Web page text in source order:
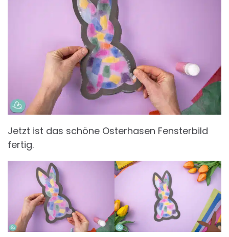
Jetzt ist das schöne Osterhasen Fensterbild
fertig.